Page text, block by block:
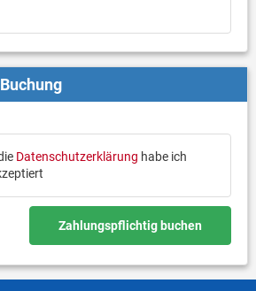
Datenschutzerklärung habe ich
Zahlungspflichtig buchen